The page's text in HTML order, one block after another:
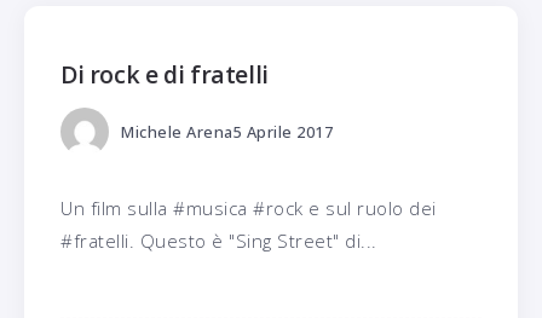
Di rock e di fratelli
Michele Arena5 Aprile 2017
Un film sulla #musica #rock e sul ruolo dei
#fratelli. Questo è "Sing Street" di...